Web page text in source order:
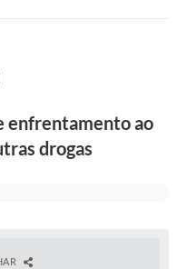
enfrentamento ao
drogas